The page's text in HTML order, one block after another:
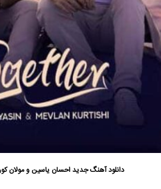
دانلود آهنگ جدیداحسان یاسین و مولان